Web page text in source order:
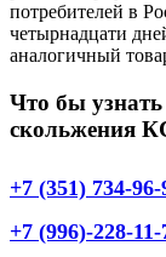
потребителей в
четырнадцати
аналогичный
Что бы
скольжения
+7 (351) 734-96-
+7 (996)-228-11-